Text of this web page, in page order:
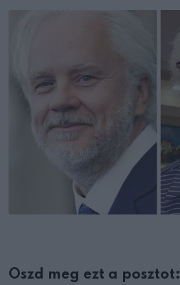
Oszd meg ezt a posztot: